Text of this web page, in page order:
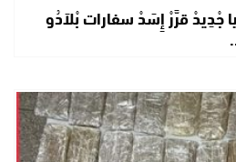
جْدِيدْ قرَّرْ إِسَدْ سفارات بْلاَدُو